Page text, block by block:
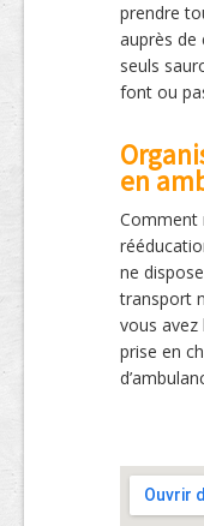
prendre
auprès de
seuls
font ou
en
Comment
ne
transport
vous avez
prise en